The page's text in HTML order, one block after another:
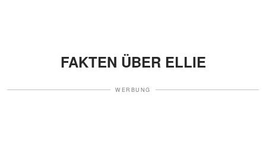
FAKTEN ÜBER ELLIE
WERBUNG